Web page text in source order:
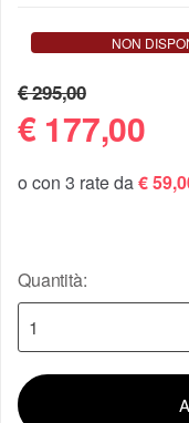
NON
€ 295,00
€ 177,00
o con 3 rate da€
Quantità: